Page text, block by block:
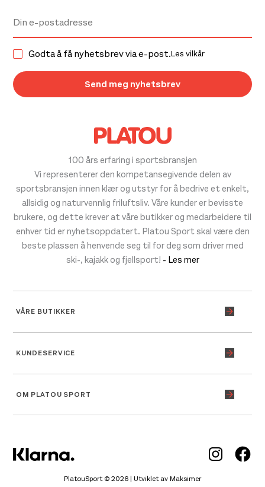
100 års erfaring i sportsbransjen
Vi representerer den kompetansegivende delen av
sportsbransjen innen klær og utstyr for å bedrive et enkelt,
allsidig og naturvennlig friluftsliv. Våre kunder er bevisste
brukere, og dette krever at våre butikker og medarbeidere til
enhver tid er nyhetsoppdatert. Platou Sport skal være den
beste plassen å henvende seg til for deg som driver med
ski-, kajakk og fjellsport! - Les mer
VÅRE BUTIKKER
KUNDESERVICE
OM PLATOU SPORT
Godta å få nyhetsbrev via e-post.Les vilkår
PlatouSport © 2026 | Utviklet avMaksimer